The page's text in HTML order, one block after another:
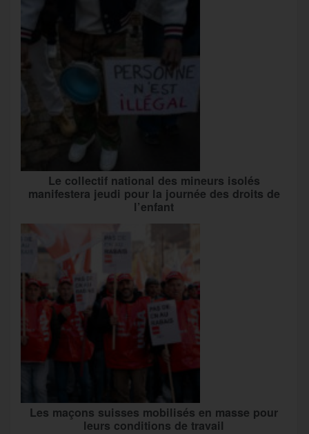
Le collectif national des mineurs isolés
manifestera jeudi pour la journée des droits de
l’enfant
Les maçons suisses mobilisés en masse pour
leurs conditions de travail